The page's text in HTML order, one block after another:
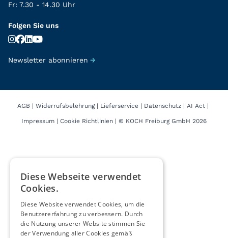
Fr: 7.30 - 14.30 Uhr
Folgen Sie uns
Newsletter abonnieren →
AGB | Widerrufsbelehrung| Lieferservice | Datenschutz | AI Act |
Impressum | Cookie Richtlinien | © KOCH Freiburg GmbH 2026
Diese Webseite verwendet
Cookies.
Diese Website verwendet Cookies, um die
Benutzererfahrung zu verbessern. Durch
die Nutzung unserer Website stimmen Sie
der Verwendung aller Cookies gemäß